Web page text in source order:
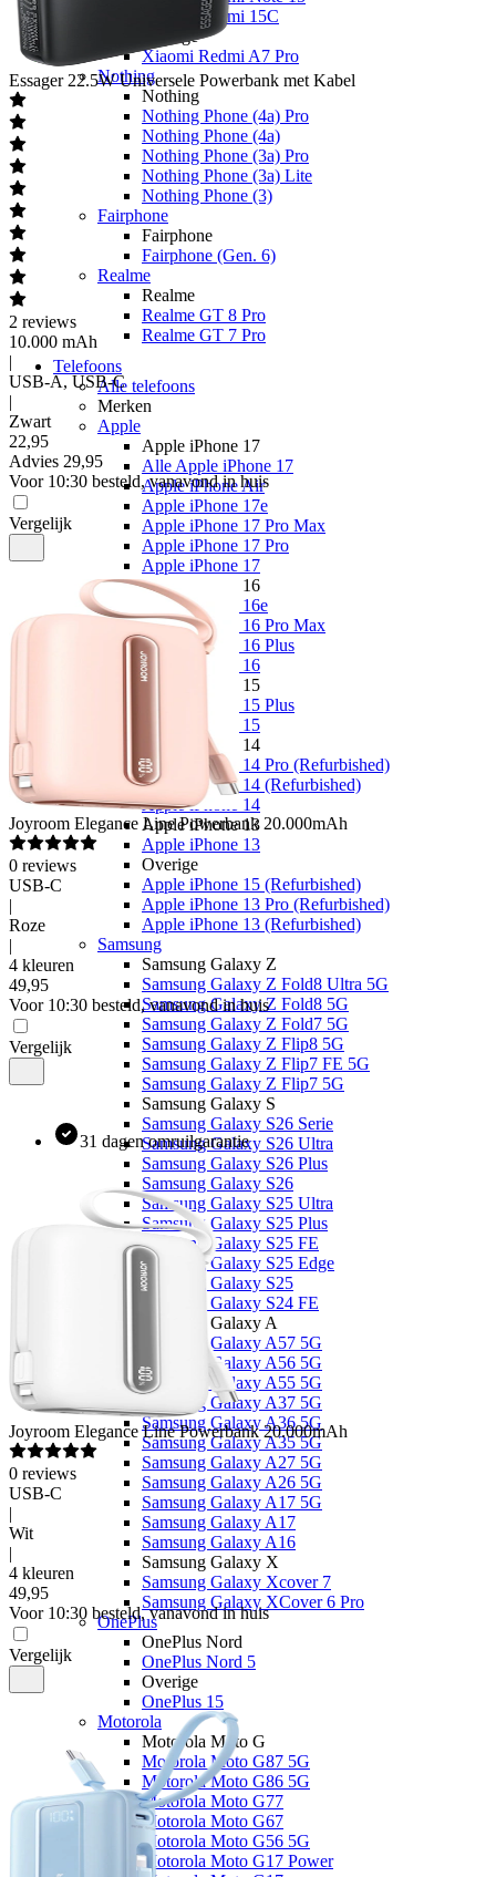
Xiaomi Redmi 15C
Overige
Xiaomi Redmi A7 Pro
Nothing
Nothing
Nothing Phone (4a) Pro
Nothing Phone (4a)
Nothing Phone (3a) Pro
Nothing Phone (3a) Lite
Nothing Phone (3)
Fairphone
Fairphone
Fairphone (Gen. 6)
Realme
Realme
Realme GT 8 Pro
Realme GT 7 Pro
Telefoons
Alle telefoons
Merken
Apple
Apple iPhone 17
Alle Apple iPhone 17
Apple iPhone Air
Apple iPhone 17e
Apple iPhone 17 Pro Max
Apple iPhone 17 Pro
Apple iPhone 17
Apple iPhone 16
Apple iPhone 16e
Apple iPhone 16 Pro Max
Apple iPhone 16 Plus
Apple iPhone 16
Apple iPhone 15
Apple iPhone 15 Plus
Apple iPhone 15
Apple iPhone 14
Apple iPhone 14 Pro (Refurbished)
Apple iPhone 14 (Refurbished)
Apple iPhone 14
Apple iPhone 13
Apple iPhone 13
Overige
Apple iPhone 15 (Refurbished)
Apple iPhone 13 Pro (Refurbished)
Apple iPhone 13 (Refurbished)
Samsung
Samsung Galaxy Z
Samsung Galaxy Z Fold8 Ultra 5G
Samsung Galaxy Z Fold8 5G
Samsung Galaxy Z Fold7 5G
Samsung Galaxy Z Flip8 5G
Samsung Galaxy Z Flip7 FE 5G
Samsung Galaxy Z Flip7 5G
Samsung Galaxy S
Samsung Galaxy S26 Serie
Samsung Galaxy S26 Ultra
Samsung Galaxy S26 Plus
Samsung Galaxy S26
Samsung Galaxy S25 Ultra
Samsung Galaxy S25 Plus
Samsung Galaxy S25 FE
Samsung Galaxy S25 Edge
Samsung Galaxy S25
Samsung Galaxy S24 FE
Samsung Galaxy A
Samsung Galaxy A57 5G
Samsung Galaxy A56 5G
Samsung Galaxy A55 5G
Samsung Galaxy A37 5G
Samsung Galaxy A36 5G
Samsung Galaxy A35 5G
Samsung Galaxy A27 5G
Samsung Galaxy A26 5G
Samsung Galaxy A17 5G
Samsung Galaxy A17
Samsung Galaxy A16
Samsung Galaxy X
Samsung Galaxy Xcover 7
Samsung Galaxy XCover 6 Pro
OnePlus
OnePlus Nord
OnePlus Nord 5
Overige
OnePlus 15
Motorola
Motorola Moto G
Motorola Moto G87 5G
Motorola Moto G86 5G
Motorola Moto G77
Motorola Moto G67
Motorola Moto G56 5G
Motorola Moto G17 Power
Essager 22.5W Universele Powerbank met Kabel
2 reviews
10.000 mAh
|
USB-A, USB-C
|
Zwart
22,95
Advies 29,95
Voor 10:30 besteld, vanavond in huis
Vergelijk
Joyroom Elegance Line Powerbank 20.000mAh
0 reviews
USB-C
|
Roze
|
4 kleuren
49,95
Voor 10:30 besteld, vanavond in huis
Vergelijk
31 dagen omruilgarantie
Joyroom Elegance Line Powerbank 20.000mAh
0 reviews
USB-C
|
Wit
|
4 kleuren
49,95
Voor 10:30 besteld, vanavond in huis
Vergelijk